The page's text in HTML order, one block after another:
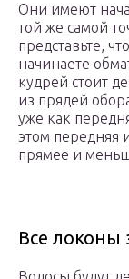
Они имеют
той же самой
представьте,
начинаете
кудрей стоит
из прядей
уже как
этом передняя
прямее и
Все локоны